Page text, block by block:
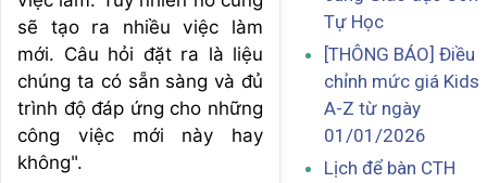
sẽ tạo ra nhiều việc làm
mới. Câu hỏi đặt ra là liệu
chúng ta có sẵn sàng và đủ
trình độ đáp ứng cho những
công việc mới này hay
không".
Tự Học
[THÔNG BÁO] Điều
chỉnh mức giá Kids
A-Z từ ngày
01/01/2026
Lịch để bàn CTH